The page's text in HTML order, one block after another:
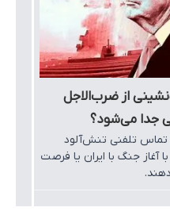
از ضرب‌الاجل
جدا می‌شود؟
تماس تلفنی تنش‌آلود
آغاز جنگ با ایران یا فرصت